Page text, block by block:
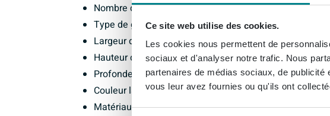
Ce site web utilise des cookies.
Les cookies nous permettent de
sociaux et d'analyser notre trafic. Nous
partenaires de médias sociaux, de
vous leur avez fournies ou qu'ils ont
Nombre de tiroirs: 2
Type de guide: Pousser pour ouvrir
Largeur du lavabo: 41cm
Hauteur du lavabo: 14cm
Profondeur du lavabo: 33cm
Couleur lavabo: Blanc brillant
Matériau du lavabo: Céramique